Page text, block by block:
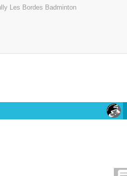
Les Bordes Badminton